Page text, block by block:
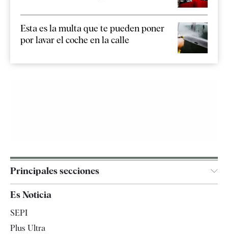
Esta es la multa que te pueden poner
por lavar el coche en la calle
Principales secciones
España
Es Noticia
SEPI
Plus Ultra